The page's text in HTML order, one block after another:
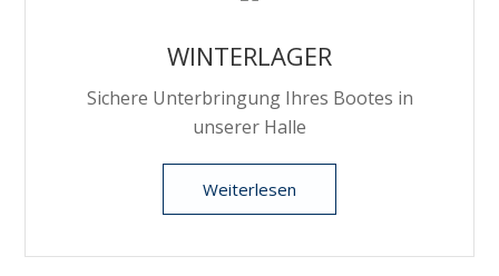
WINTERLAGER
Sichere Unterbringung Ihres Bootes in
unserer Halle
Weiterlesen